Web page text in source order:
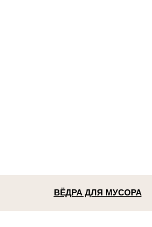
ВЁДРА ДЛЯ МУСОРА